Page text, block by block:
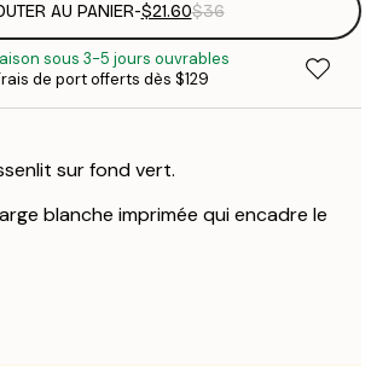
AU PANIER-$21.60$36
sous 3-5 jours ouvrables
de port offerts dès $129
sur fond vert.
blanche imprimée qui encadre le